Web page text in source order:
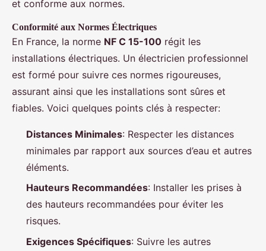
et conforme aux normes.
Conformité aux Normes Électriques
En France, la norme NF C 15-100 régit les
installations électriques. Un électricien professionnel
est formé pour suivre ces normes rigoureuses,
assurant ainsi que les installations sont sûres et
fiables. Voici quelques points clés à respecter:
Distances Minimales: Respecter les distances
minimales par rapport aux sources d’eau et autres
éléments.
Hauteurs Recommandées: Installer les prises à
des hauteurs recommandées pour éviter les
risques.
Exigences Spécifiques: Suivre les autres